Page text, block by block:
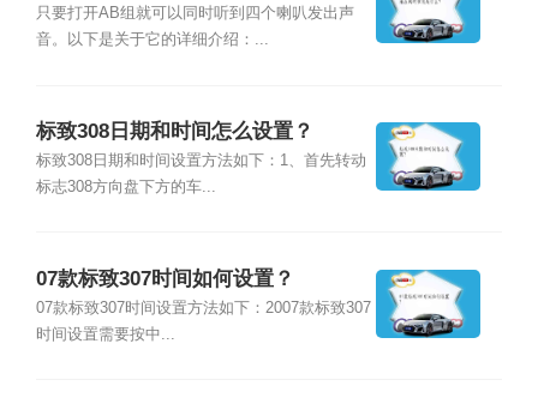
只要打开AB组就可以同时听到四个喇叭发出声
音。以下是关于它的详细介绍：...
标致308日期和时间怎么设置？
标致308日期和时间设置方法如下：1、首先转动
标志308方向盘下方的车...
07款标致307时间如何设置？
07款标致307时间设置方法如下：2007款标致307
时间设置需要按中...